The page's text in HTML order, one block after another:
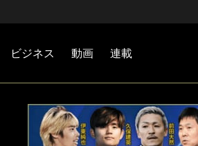
ビジネス 動画 連載